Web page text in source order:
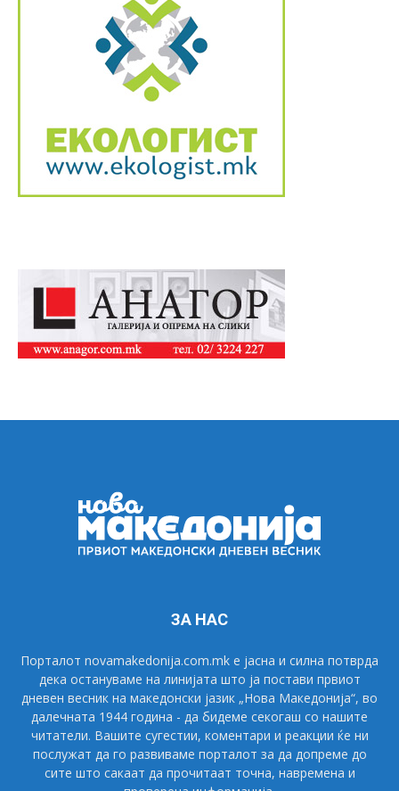
ЗА НАС
Порталот novamakedonija.com.mk е јасна и силна потврда
дека остануваме на линијата што ја постави првиот
дневен весник на македонски јазик „Нова Македонија“, во
далечната 1944 година - да бидеме секогаш со нашите
читатели. Вашите сугестии, коментари и реакции ќе ни
послужат да го развиваме порталот за да допреме до
сите што сакаат да прочитаат точна, навремена и